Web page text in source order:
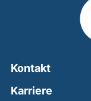
Kontakt
Karriere